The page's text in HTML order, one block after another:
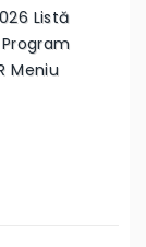
Listă
Meniu